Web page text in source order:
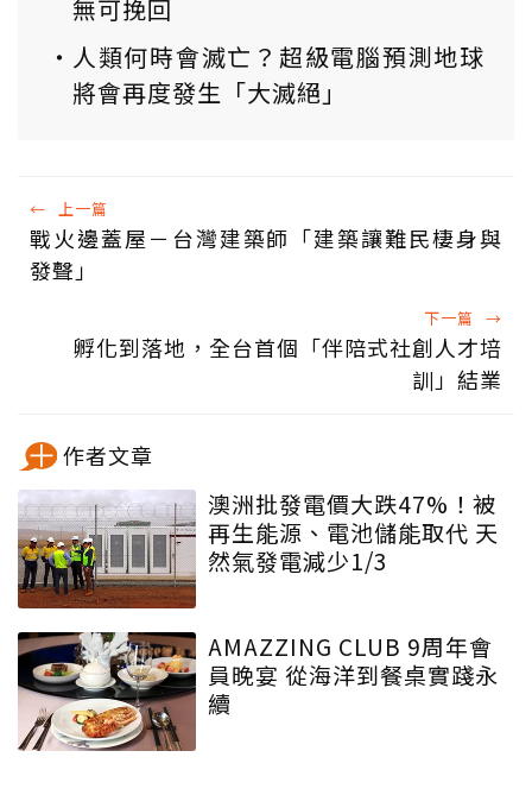
無可挽回
人類何時會滅亡？超級電腦預測地球
將會再度發生「大滅絕」
← 上一篇
戰火邊蓋屋－台灣建築師「建築讓難民棲身與
發聲」
下一篇 →
孵化到落地，全台首個「伴陪式社創人才培
訓」結業
作者文章
澳洲批發電價大跌47%！被
再生能源、電池儲能取代 天
然氣發電減少1/3
AMAZZING CLUB 9周年會
員晚宴 從海洋到餐桌實踐永
續